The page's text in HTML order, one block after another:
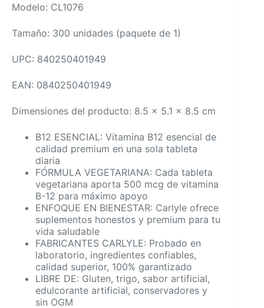
Modelo: CL1076
Tamaño: 300 unidades (paquete de 1)
UPC: 840250401949
EAN: 0840250401949
Dimensiones del producto: 8.5 x 5.1 x 8.5 cm
B12 ESENCIAL: Vitamina B12 esencial de
calidad premium en una sola tableta
diaria
FÓRMULA VEGETARIANA: Cada tableta
vegetariana aporta 500 mcg de vitamina
B-12 para máximo apoyo
ENFOQUE EN BIENESTAR: Carlyle ofrece
suplementos honestos y premium para tu
vida saludable
FABRICANTES CARLYLE: Probado en
laboratorio, ingredientes confiables,
calidad superior, 100% garantizado
LIBRE DE: Gluten, trigo, sabor artificial,
edulcorante artificial, conservadores y
sin OGM